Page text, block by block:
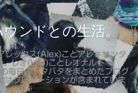
ンドとの生活。
レックス(Alex)ことアレキサンダ
レオ(Leo)ことレオナルド
毎日のドタバタをまとめたブログ
プロモーションが含まれていま
す※